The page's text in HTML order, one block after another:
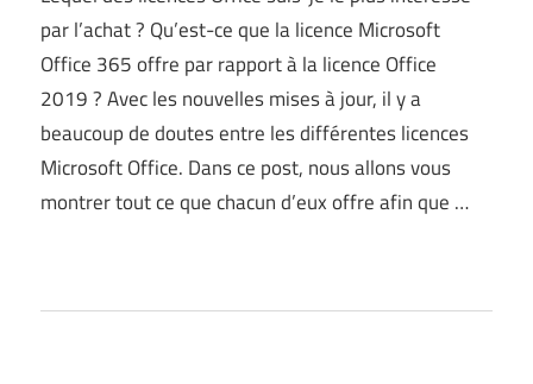
par l’achat ? Qu’est-ce que la licence Microsoft
Office 365 offre par rapport à la licence Office
2019 ? Avec les nouvelles mises à jour, il y a
beaucoup de doutes entre les différentes licences
Microsoft Office. Dans ce post, nous allons vous
montrer tout ce que chacun d’eux offre afin que …